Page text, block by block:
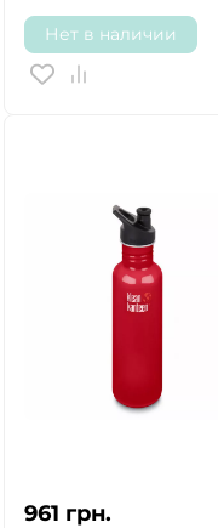
Нет в наличии
961 грн.